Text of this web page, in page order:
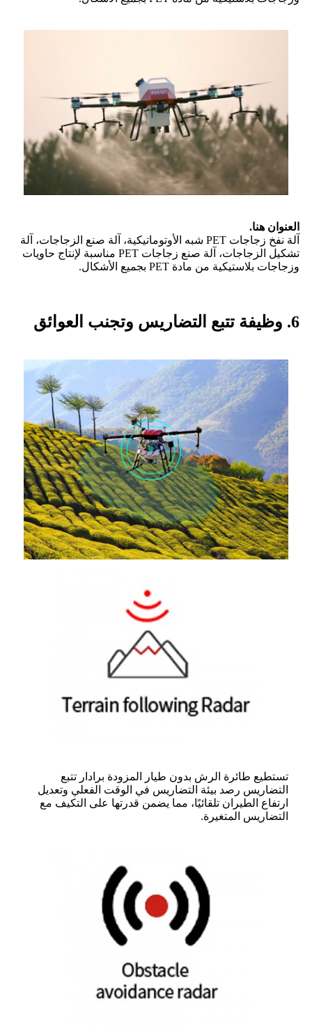
العنوان هنا.
آلة نفخ زجاجات PET شبه الأوتوماتيكية، آلة صنع الزجاجات، آلة
تشكيل الزجاجات، آلة صنع زجاجات PET مناسبة لإنتاج حاويات
وزجاجات بلاستيكية من مادة PET بجميع الأشكال.
6. وظيفة تتبع التضاريس وتجنب العوائق
تستطيع طائرة الرش بدون طيار المزودة برادار تتبع
التضاريس رصد بيئة التضاريس في الوقت الفعلي وتعديل
ارتفاع الطيران تلقائيًا، مما يضمن قدرتها على التكيف مع
التضاريس المتغيرة.